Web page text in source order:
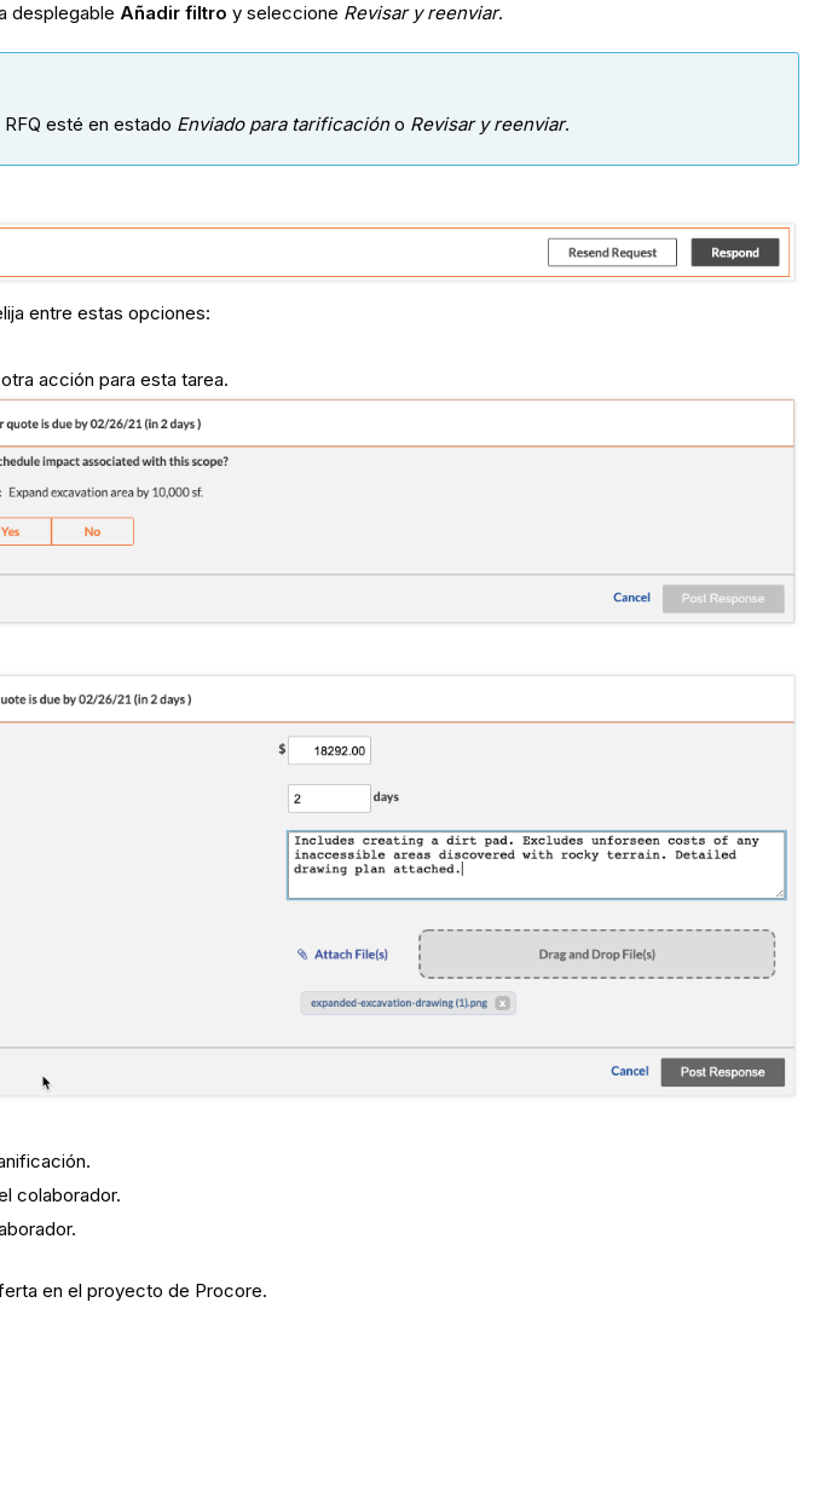
desplegable Añadir filtro y seleccione Revisar y reenviar.
esté en estado Enviado para tarificacióno Revisar y reenviar.
entre estas opciones:
acción para esta tarea.
colaborador.
en el proyecto de Procore.